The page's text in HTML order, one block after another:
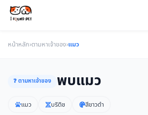
หน้าหลัก›ตามหาเจ้าของ›แมว
❓ ตามหาเจ้าของ พบแมว
แมว บริติช สีขาวดำ